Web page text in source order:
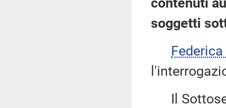
soggetti
Federica
Il